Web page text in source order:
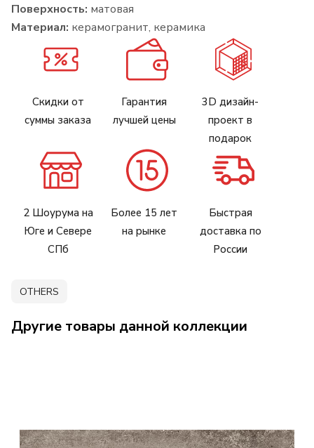
Поверхность: матовая
Материал: керамогранит, керамика
Скидки от
суммы заказа
Гарантия
лучшей цены
3D дизайн-
проект в
подарок
2 Шоурума на
Юге и Севере
СПб
Более 15 лет
на рынке
Быстрая
доставка по
России
OTHERS
Другие товары данной коллекции